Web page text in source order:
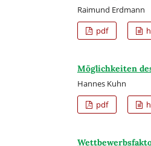
Raimund Erdmann
pdf
Möglichkeiten
Hannes Kuhn
pdf